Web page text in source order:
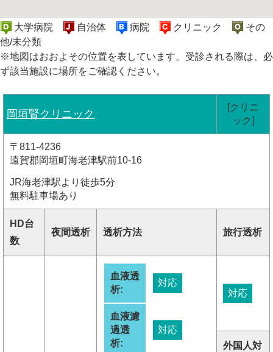
大学病院 自治体 病院 クリニック
その
他/未分類
※地図はおおよその位置を表しています。受診される際は、必
ず該当施設に場所をご確認ください。
岡垣腎クリニック
[クリニ
ック]
〒811-4236
遠賀郡岡垣町海老津駅前10-16
JR海老津駅より徒歩5分
無料駐車場あり
HD台
数
夜間透析 透析方法 旅行透析
血液透
析:
対応
血液濾
過透
析:
対応
対応
外国人対